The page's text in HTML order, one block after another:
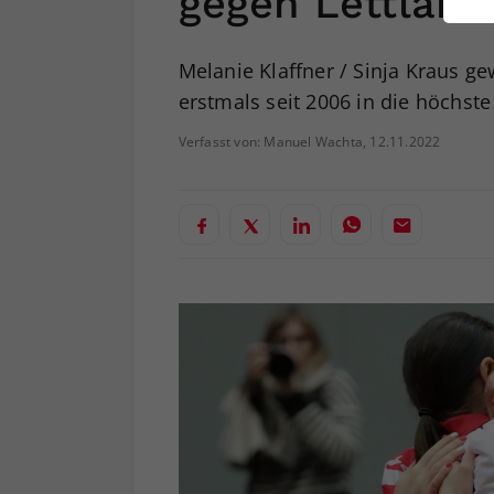
Melanie Klaffner / Sinja Kraus
erstmals seit 2006 in die
Verfasst von: Manuel Wachta, 12.11.2022